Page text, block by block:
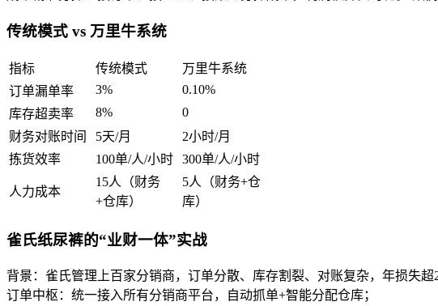
传统模式 vs 万里牛系统
指标 传统模式
万里牛系统
订单漏单率
3%
0.10%
库存超卖率
8%
0
财务对账时间
5天/月
2小时/月
拣货效率
100单/人/小时 300单/人/小时
人力成本
15人（财务
+仓库）
5人（财务+仓
库）
雀氏纸尿裤的“业财一体”实战
背景：雀氏管理上百家分销商，订单分散、库存割裂、对账复杂，年损失超
订单中枢：统一接入所有分销商平台，自动抓单+智能分配仓库；